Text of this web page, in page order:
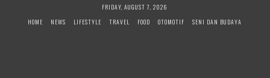
FRIDAY, AUGUST 7, 2026
HOME
NEWS LIFESTYLE TRAVEL FOOD OTOMOTIF SENI DAN BUDAYA